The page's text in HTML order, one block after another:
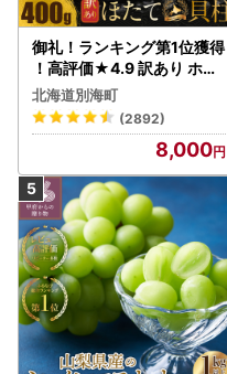
御礼！ランキング第1位獲得
！高評価★4.9 訳あり ホタ
テ 400g（ほたて 帆立 貝柱
冷凍 ）
北海道別海町
(2892)
8,000